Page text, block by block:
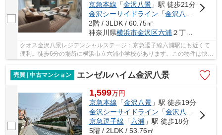
京急本線 「金沢八景 」駅 徒歩21分
金沢シーサイドライン 「金沢八景
」駅 徒
2階 / 3LDK / 60.75㎡
神奈川県横浜市金沢区六浦 ２丁目12-18
クオス金沢八景レジデンシャルステージ：京急逗子線六浦駅にも近くて
便利。徒歩6分の場所に横浜市立六浦小学校があります。この物件は快適
売買 | 中古マンション
エンゼルハイム金沢八景
1,599万円
京急本線 「金沢八景」駅 徒歩19分
金沢シーサイドライン 「金沢八景
」駅 徒
京急逗子線 「六浦 」駅 徒歩18分
5階 / 2LDK / 53.76㎡